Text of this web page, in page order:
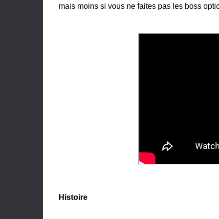
mais moins si vous ne faites pas les boss
Histoire